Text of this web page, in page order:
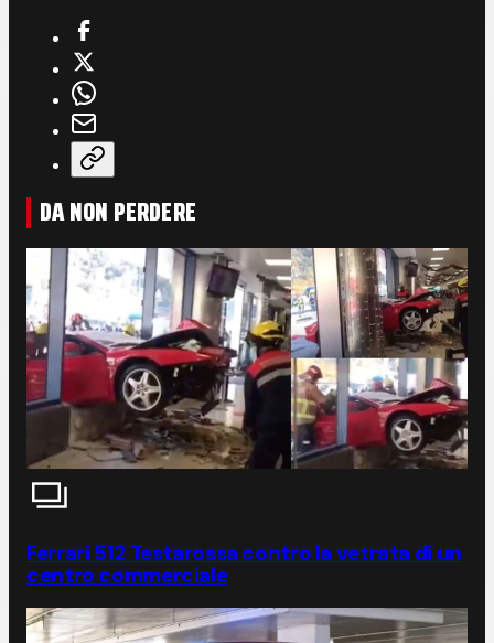
DA NON PERDERE
Ferrari 512 Testarossa contro la vetrata di un
centro commerciale